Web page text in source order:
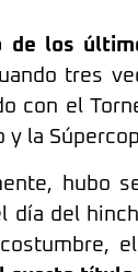
de los
tres
con el
y la
hubo
día del
el